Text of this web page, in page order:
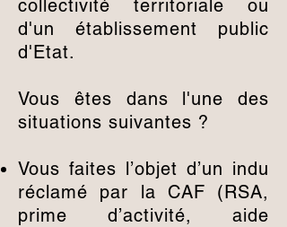
collectivité territoriale ou
d'un établissement public
d'Etat.
Vous êtes dans l'une des
situations suivantes ?
Vous faites l’objet d’un indu
réclamé par la CAF (RSA,
prime d’activité, aide